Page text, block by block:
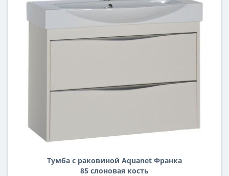
Тумба с раковиной Aquanet Франка
85 слоновая кость